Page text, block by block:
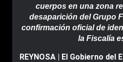
cuerpos en una zona
desaparición del Grupo
confirmación oficial de
la Fiscalía
REYNOSA | El Gobierno del